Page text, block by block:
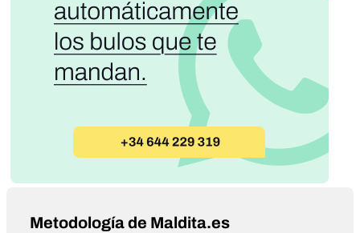
Metodología de Maldita.es